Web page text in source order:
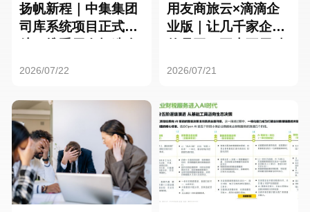
扬帆新程｜中集集团
司库系统项目正式启
2026/07/22
用友商旅云×滴滴企
业版｜让几千家企业
2026/07/21